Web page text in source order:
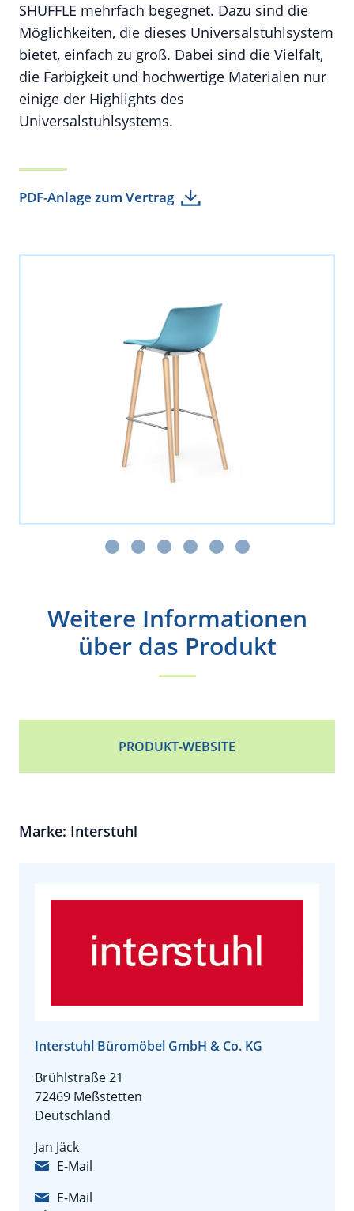
SHUFFLE mehrfach begegnet. Dazu sind die
Möglichkeiten, die dieses Universalstuhlsystem
bietet, einfach zu groß. Dabei sind die Vielfalt,
die Farbigkeit und hochwertige Materialen nur
einige der Highlights des
Universalstuhlsystems.
PDF-Anlage zum Vertrag
Weitere Informationen
über das Produkt
PRODUKT-WEBSITE
Marke: Interstuhl
Interstuhl Büromöbel GmbH & Co. KG
Brühlstraße 21
72469 Meßstetten
Deutschland
Jan Jäck
E-Mail
E-Mail